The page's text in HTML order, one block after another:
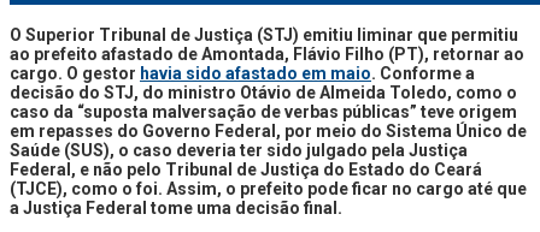
O Superior Tribunal de Justiça (STJ) emitiu liminar que permitiu
ao prefeito afastado de Amontada, Flávio Filho (PT), retornar ao
cargo. O gestor havia sido afastado em maio. Conforme a
decisão do STJ, do ministro Otávio de Almeida Toledo, como o
caso da “suposta malversação de verbas públicas” teve origem
em repasses do Governo Federal, por meio do Sistema Único de
Saúde (SUS), o caso deveria ter sido julgado pela Justiça
Federal, e não pelo Tribunal de Justiça do Estado do Ceará
(TJCE), como o foi. Assim, o prefeito pode ficar no cargo até que
a Justiça Federal tome uma decisão final.